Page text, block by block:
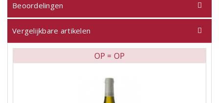
Beoordelingen
Vergelijkbare artikelen
OP = OP